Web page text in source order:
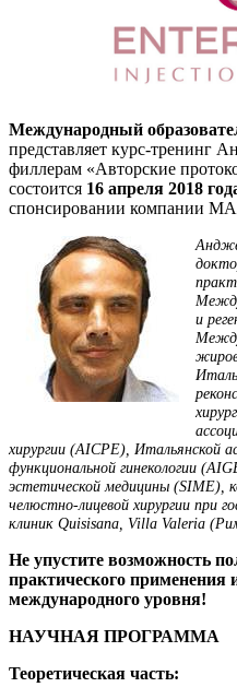
Международный
представляет курс-тренинг
филлерам «Авторские
состоится 16 апреля 2018
спонсировании компании
и
хирургии (AICPE), Итальянской
функциональной гинекологии
эстетической медицины (SIME),
челюстно-лицевой хирургии при
клиник Quisisana, Villa Valeria
Не упустите возможность
практического применения
международного уровня!
НАУЧНАЯ ПРОГРАММА
Теоретическая часть: